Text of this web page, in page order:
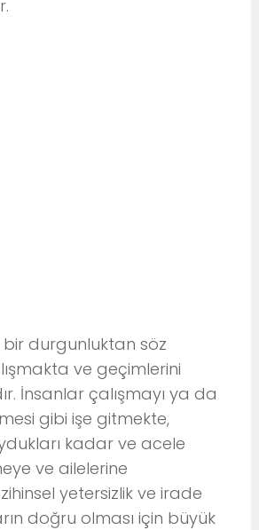
durgunluktan söz
ve geçimlerini
İnsanlar çalışmayı ya da
gibi işe gitmekte,
kadar ve acele
ve ailelerine
yetersizlik ve irade
doğru olması için büyük